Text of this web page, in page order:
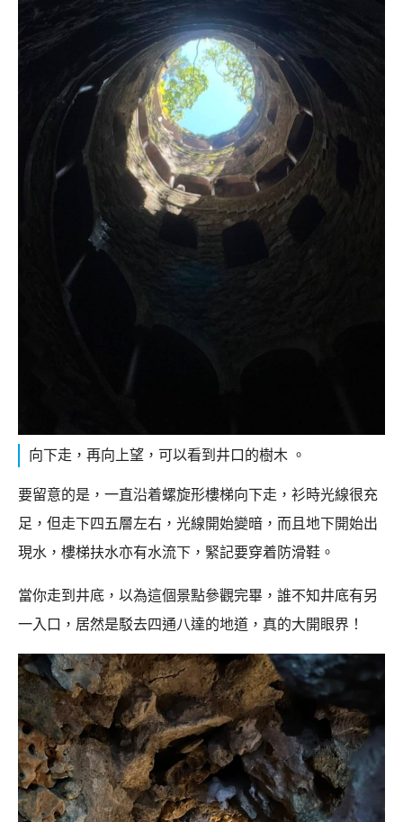
向下走，再向上望，可以看到井口的樹木 。
要留意的是，一直沿着螺旋形樓梯向下走，衫時光線很充
足，但走下四五層左右，光線開始變暗，而且地下開始出
現水，樓梯扶水亦有水流下，緊記要穿着防滑鞋。
當你走到井底，以為這個景點參觀完畢，誰不知井底有另
一入口，居然是駁去四通八達的地道，真的大開眼界！